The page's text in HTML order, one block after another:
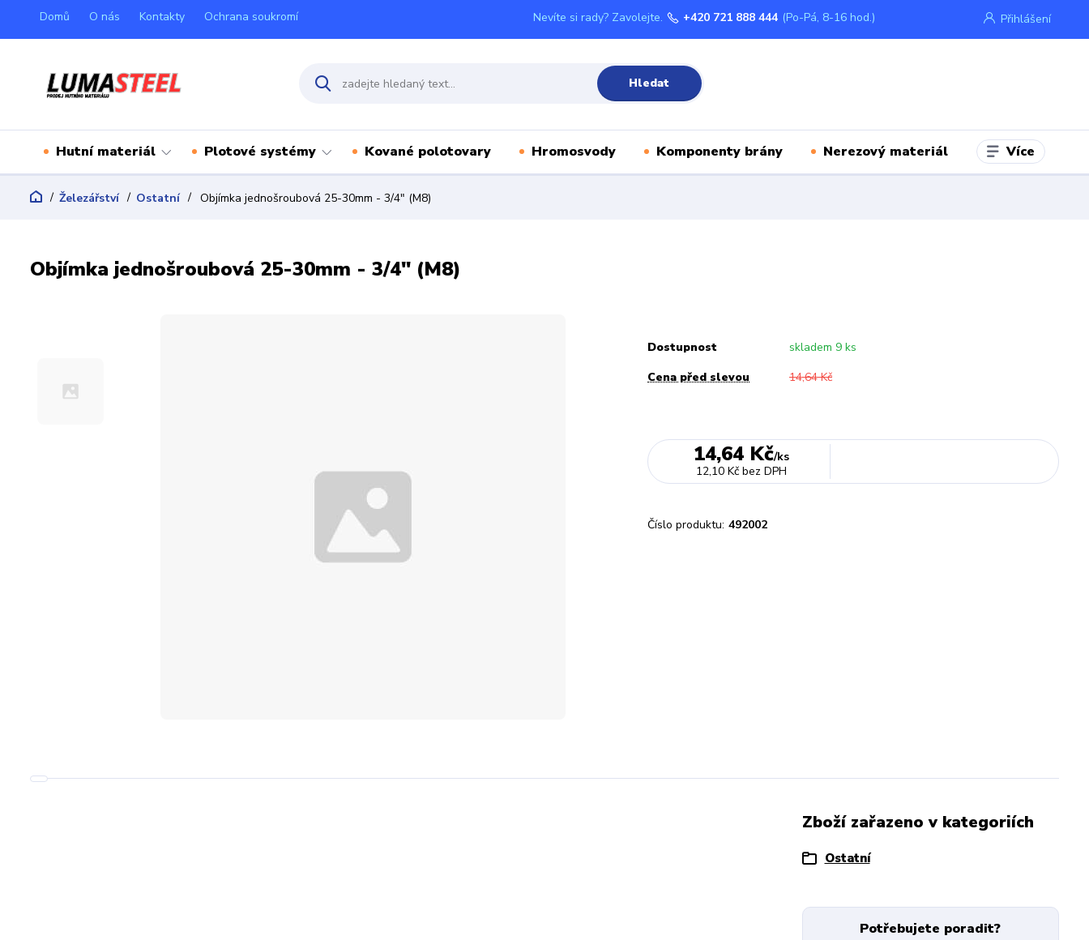
Domů O nás Kontakty Ochrana soukromí Přihlášení
Hledat
Nevíte si rady? Zavolejte. +420 721 888 444 (Po-Pá, 8-16 hod.)
Hutní materiál Plotové systémy Kované polotovary Hromosvody Komponenty brány Nerezový materiál Více
Železářství Ostatní Objímka jednošroubová 25-30mm - 3/4" (M8)
Objímka jednošroubová 25-30mm - 3/4" (M8)
Dostupnost
skladem 9 ks
Cena před slevou
14,64 Kč
14,64 Kč/ks
12,10 Kč bez DPH
Číslo produktu: 492002
Zboží zařazeno v kategoriích
Ostatní
Potřebujete poradit?